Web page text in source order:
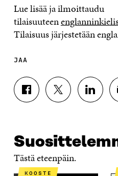
Lue lisää ja ilmoittaudu
tilaisuuteen
Tilaisuus järjestetään
JAA
J
A
C
E
B
O
J
A
I
T
T
E
J
A
N
K
Tästä eteenpäin.
KOOSTE